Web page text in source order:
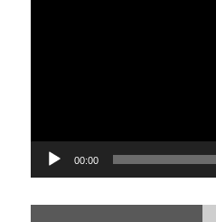
00:00